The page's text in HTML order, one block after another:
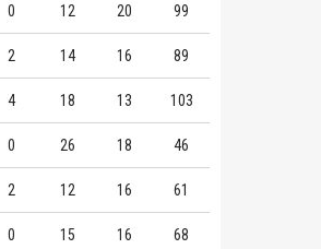
0 12 20 99
2 14 16 89
4 18 13 103
0 26 18 46
2 12 16 61
0 15 16 68